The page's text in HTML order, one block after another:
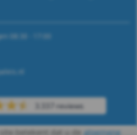
08:30 - 17:00
3.337 reviews
site betekent dat u de algemene